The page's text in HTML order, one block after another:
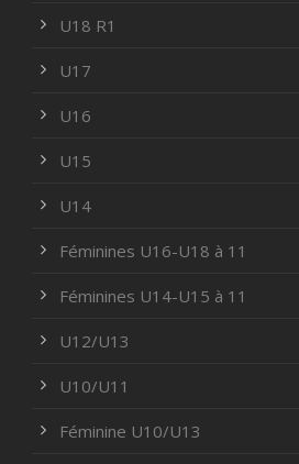
U18 R1
U17
U16
U15
U14
Féminines U16-U18 à 11
Féminines U14-U15 à 11
U12/U13
U10/U11
Féminine U10/U13